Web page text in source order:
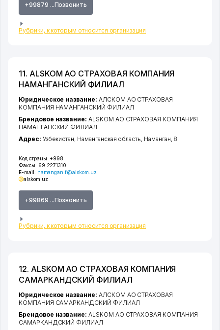
+99879 ...Позвонить
Рубрики, к которым относится организация
11. ALSKOM АО СТРАХОВАЯ КОМПАНИЯ
НАМАНГАНСКИЙ ФИЛИАЛ
Код страны: +998
Факсы: 69 2271310
E-mail: namangan.f@alskom.uz
alskom.uz
+99869 ...Позвонить
Рубрики, к которым относится организация
Юридическое название: АЛСКОМ АО СТРАХОВАЯ
КОМПАНИЯ НАМАНГАНСКИЙ ФИЛИАЛ
Брендовое название: ALSKOM АО СТРАХОВАЯ КОМПАНИЯ
НАМАНГАНСКИЙ ФИЛИАЛ
Адрес: Узбекистан, Наманганская область, Наманган, 8
12. ALSKOM АО СТРАХОВАЯ КОМПАНИЯ
САМАРКАНДСКИЙ ФИЛИАЛ
Юридическое название: АЛСКОМ АО СТРАХОВАЯ
КОМПАНИЯ САМАРКАНДСКИЙ ФИЛИАЛ
Брендовое название: ALSKOM АО СТРАХОВАЯ КОМПАНИЯ
САМАРКАНДСКИЙ ФИЛИАЛ